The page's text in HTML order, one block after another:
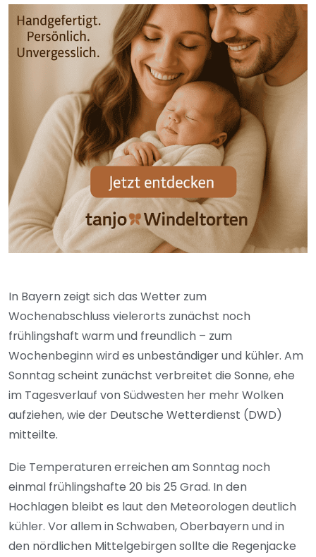
In Bayern zeigt sich das Wetter zum
Wochenabschluss vielerorts zunächst noch
frühlingshaft warm und freundlich – zum
Wochenbeginn wird es unbeständiger und kühler. Am
Sonntag scheint zunächst verbreitet die Sonne, ehe
im Tagesverlauf von Südwesten her mehr Wolken
aufziehen, wie der Deutsche Wetterdienst (DWD)
mitteilte.
Die Temperaturen erreichen am Sonntag noch
einmal frühlingshafte 20 bis 25 Grad. In den
Hochlagen bleibt es laut den Meteorologen deutlich
kühler. Vor allem in Schwaben, Oberbayern und in
den nördlichen Mittelgebirgen sollte die Regenjacke